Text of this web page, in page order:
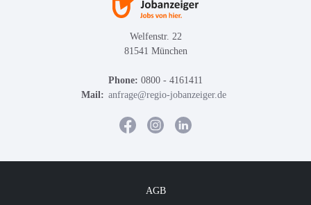
Welfenstr. 22
81541 München
Phone: 0800 - 4161411
Mail: anfrage@regio-jobanzeiger.de
AGB